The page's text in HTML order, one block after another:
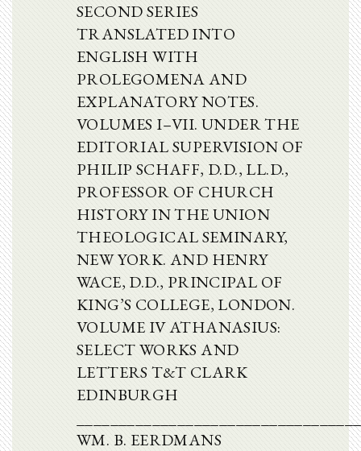
SECOND SERIES
TRANSLATED INTO
ENGLISH WITH
PROLEGOMENA AND
EXPLANATORY NOTES.
VOLUMES I–VII. UNDER THE
EDITORIAL SUPERVISION OF
PHILIP SCHAFF, D.D., LL.D.,
PROFESSOR OF CHURCH
HISTORY IN THE UNION
THEOLOGICAL SEMINARY,
NEW YORK. AND HENRY
WACE, D.D., PRINCIPAL OF
KING’S COLLEGE, LONDON.
VOLUME IV ATHANASIUS:
SELECT WORKS AND
LETTERS T&T CLARK
EDINBURGH
WM. B. EERDMANS